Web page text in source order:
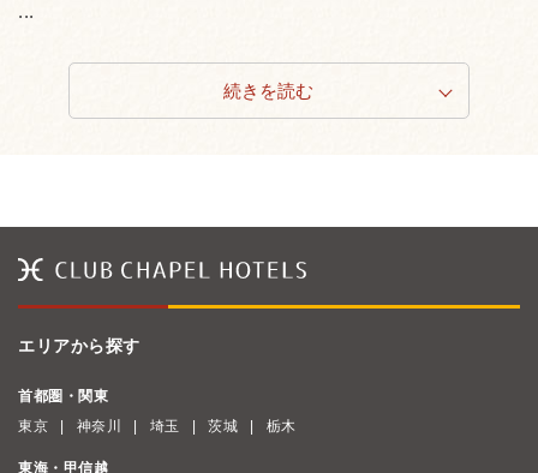
...
続きを読む
エリアから探す
首都圏・関東
東京
神奈川 埼玉 茨城 栃木
東海・甲信越